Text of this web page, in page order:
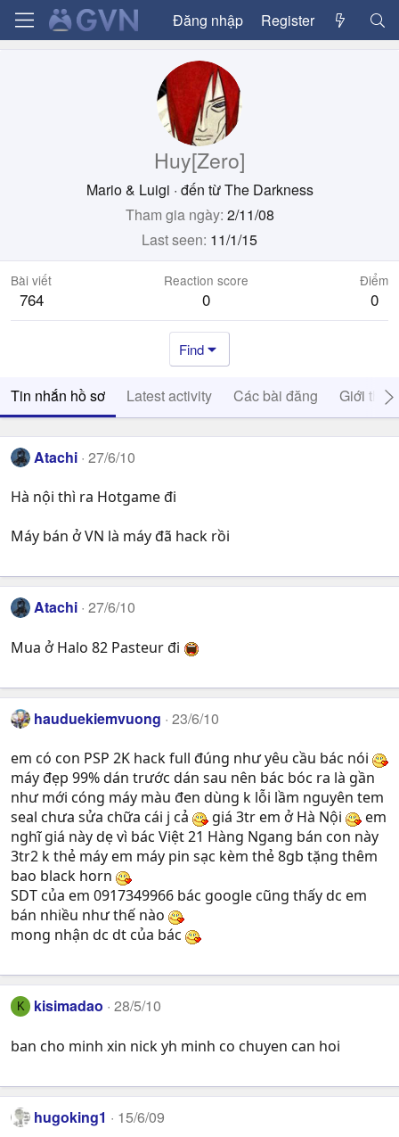
Đăng nhập Register
Huy[Zero]
Mario & Luigi · đến từThe Darkness
Tham gia ngày 2/11/08
Last seen 11/1/15
Bài viết
764
Reaction score
0
Điểm
0
Find
Tin nhắn hồ sơ Latest activity Các bài đăng Giới thiệu
Atachi 27/6/10
Hà nội thì ra Hotgame đi
Máy bán ở VN là máy đã hack rồi
Atachi 27/6/10
Mua ở Halo 82 Pasteur đi
hauduekiemvuong 23/6/10
em có con PSP 2K hack full đúng như yêu cầu bác nói
máy đẹp 99% dán trước dán sau nên bác bóc ra là gần
như mới cóng máy màu đen dùng k lỗi lầm nguyên tem
seal chưa sửa chữa cái j cả
giá 3tr em ở Hà Nội
em
nghĩ giá này dẹ vì bác Việt 21 Hàng Ngang bán con này
3tr2 k thẻ máy em máy pin sạc kèm thẻ 8gb tặng thêm
bao black horn
SDT của em 0917349966 bác google cũng thấy dc em
bán nhiều như thế nào
mong nhận dc dt của bác
K kisimadao 28/5/10
ban cho minh xin nick yh minh co chuyen can hoi
hugoking1 15/6/09